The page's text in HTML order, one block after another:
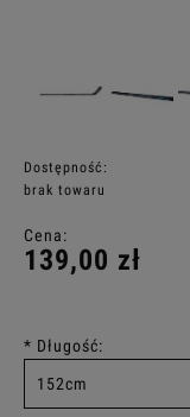
Dostępność:
brak towaru
Cena:
139,00 zł
* Długość: